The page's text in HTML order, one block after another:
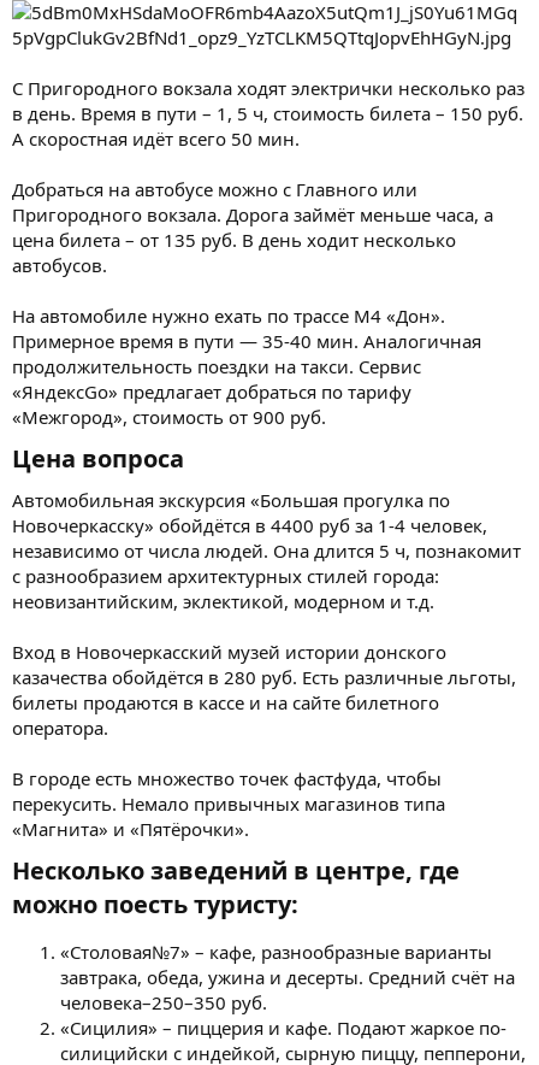
С Пригородного вокзала ходят электрички несколько раз
в день. Время в пути – 1, 5 ч, стоимость билета – 150 руб.
А скоростная идёт всего 50 мин.
Добраться на автобусе можно с Главного или
Пригородного вокзала. Дорога займёт меньше часа, а
цена билета – от 135 руб. В день ходит несколько
автобусов.
На автомобиле нужно ехать по трассе М4 «Дон».
Примерное время в пути — 35-40 мин. Аналогичная
продолжительность поездки на такси. Сервис
«ЯндексGo» предлагает добраться по тарифу
«Межгород», стоимость от 900 руб.
Цена вопроса​
Автомобильная экскурсия «Большая прогулка по
Новочеркасску» обойдётся в 4400 руб за 1-4 человек,
независимо от числа людей. Она длится 5 ч, познакомит
с разнообразием архитектурных стилей города:
неовизантийским, эклектикой, модерном и т.д.
Вход в Новочеркасский музей истории донского
казачества обойдётся в 280 руб. Есть различные льготы,
билеты продаются в кассе и на сайте билетного
оператора.
В городе есть множество точек фастфуда, чтобы
перекусить. Немало привычных магазинов типа
«Магнита» и «Пятёрочки».
Несколько заведений в центре, где
можно поесть туристу:​
«Столовая№7» – кафе, разнообразные варианты
завтрака, обеда, ужина и десерты. Средний счёт на
человека–250–350 руб.
«Сицилия» – пиццерия и кафе. Подают жаркое по-
силицийски с индейкой, сырную пиццу, пепперони,